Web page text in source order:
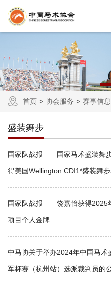
首页 协会服务 赛事信息
盛装舞步
国家队战报——国家马术盛装舞
得美国Wellington CDI1*盛装舞
国家队战报——饶嘉怡获得2025
项目个人金牌
中马协关于举办2024年中国马术
军杯赛（杭州站）选派裁判员的